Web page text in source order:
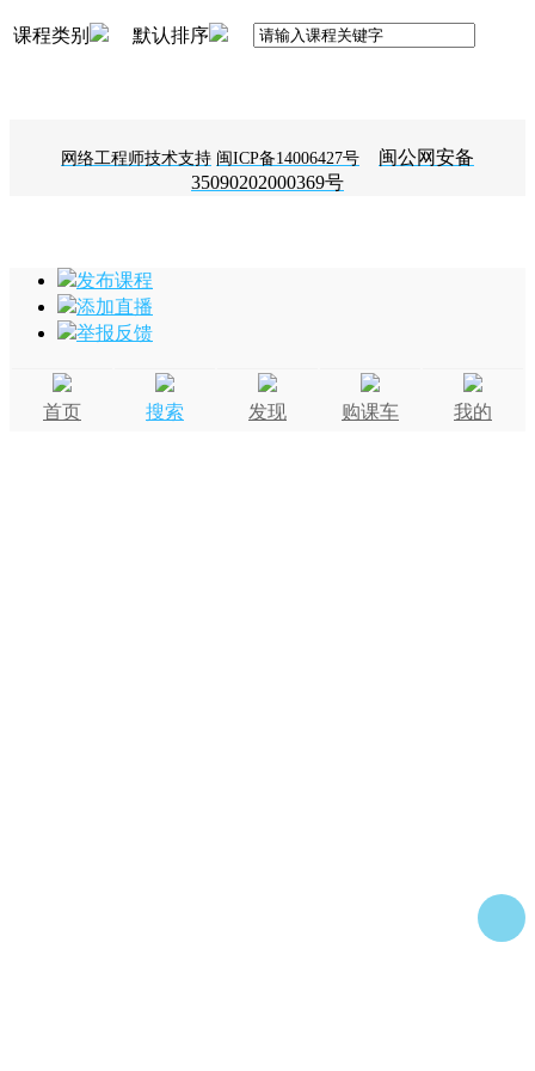
课程类别 默认排序
网络工程师技术支持 闽ICP备14006427号
闽公网安备
35090202000369号
发布课程
添加直播
举报反馈
首页 搜索 发现 购课车 我的